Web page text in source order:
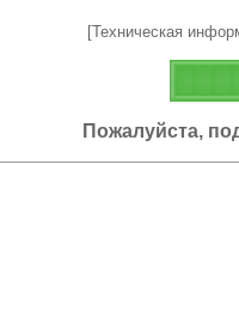
[Техническая
Пожалуйста,